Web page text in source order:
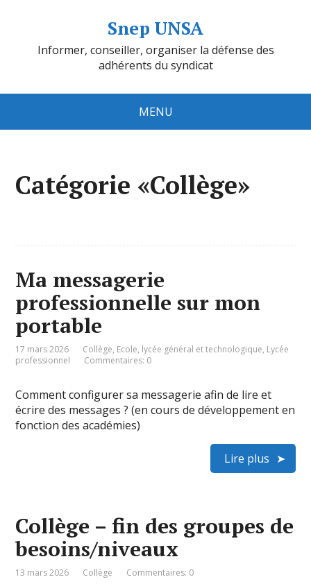
Snep UNSA
Informer, conseiller, organiser la défense des
adhérents du syndicat
MENU
Catégorie «Collège»
Ma messagerie
professionnelle sur mon
portable
17 mars 2026 Collège, Ecole, lycée général et technologique, Lycée
professionnel
Commentaires: 0
Comment configurer sa messagerie afin de lire et
écrire des messages ? (en cours de développement en
fonction des académies)
Lire plus
Collège – fin des groupes de
besoins/niveaux
13 mars 2026 Collège Commentaires: 0